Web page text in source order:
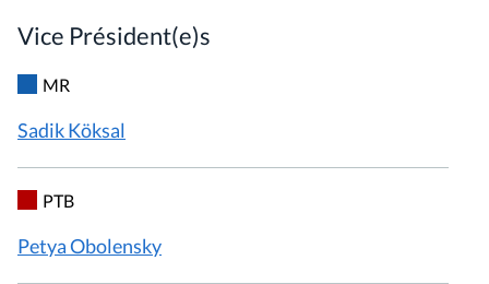
Vice Président(e)s
MR
SadikKöksal
PTB
PetyaObolensky